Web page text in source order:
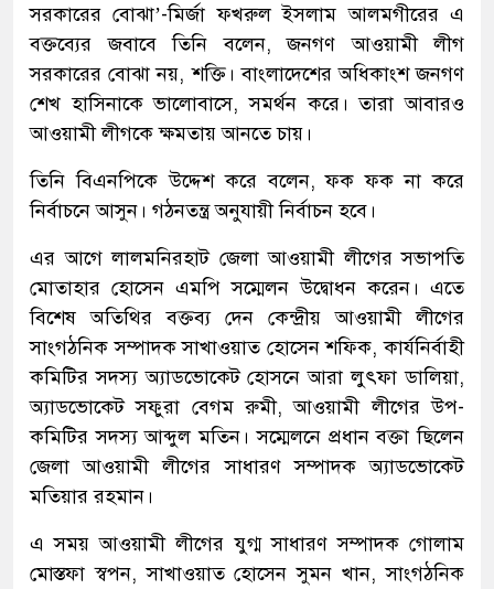
সরকারের বোঝা’-মির্জা ফখরুল ইসলাম আলমগীরের এ
বক্তব্যের জবাবে তিনি বলেন, জনগণ আওয়ামী লীগ
সরকারের বোঝা নয়, শক্তি। বাংলাদেশের অধিকাংশ জনগণ
শেখ হাসিনাকে ভালোবাসে, সমর্থন করে। তারা আবারও
আওয়ামী লীগকে ক্ষমতায় আনতে চায়।
তিনি বিএনপিকে উদ্দেশ করে বলেন, ফক ফক না করে
নির্বাচনে আসুন। গঠনতন্ত্র অনুযায়ী নির্বাচন হবে।
এর আগে লালমনিরহাট জেলা আওয়ামী লীগের সভাপতি
মোতাহার হোসেন এমপি সম্মেলন উদ্বোধন করেন। এতে
বিশেষ অতিথির বক্তব্য দেন কেন্দ্রীয় আওয়ামী লীগের
সাংগঠনিক সম্পাদক সাখাওয়াত হোসেন শফিক, কার্যনির্বাহী
কমিটির সদস্য অ্যাডভোকেট হোসনে আরা লুৎফা ডালিয়া,
অ্যাডভোকেট সফুরা বেগম রুমী, আওয়ামী লীগের উপ-
কমিটির সদস্য আব্দুল মতিন। সম্মেলনে প্রধান বক্তা ছিলেন
জেলা আওয়ামী লীগের সাধারণ সম্পাদক অ্যাডভোকেট
মতিয়ার রহমান।
এ সময় আওয়ামী লীগের যুগ্ম সাধারণ সম্পাদক গোলাম
মোস্তফা স্বপন, সাখাওয়াত হোসেন সুমন খান, সাংগঠনিক